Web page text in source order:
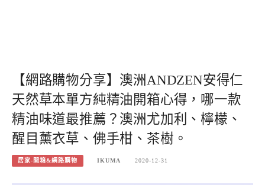
【網路購物分享】澳洲ANDZEN安得仁
天然草本單方純精油開箱心得，哪一款
精油味道最推薦？澳洲尤加利、檸檬、
醒目薰衣草、佛手柑、茶樹。
居家-開箱&網路購物 IKUMA 2020-12-31